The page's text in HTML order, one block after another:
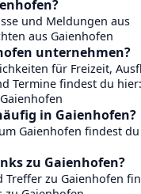
und Meldungen aus
aus Gaienhofen
unternehmen?
für Freizeit,
Termine findest du hier:
in Gaienhofen?
Gaienhofen findest
zu Gaienhofen?
Treffer zu Gaienhofen